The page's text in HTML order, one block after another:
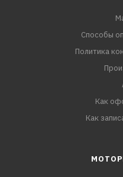
Способы
Политика
Как
Как